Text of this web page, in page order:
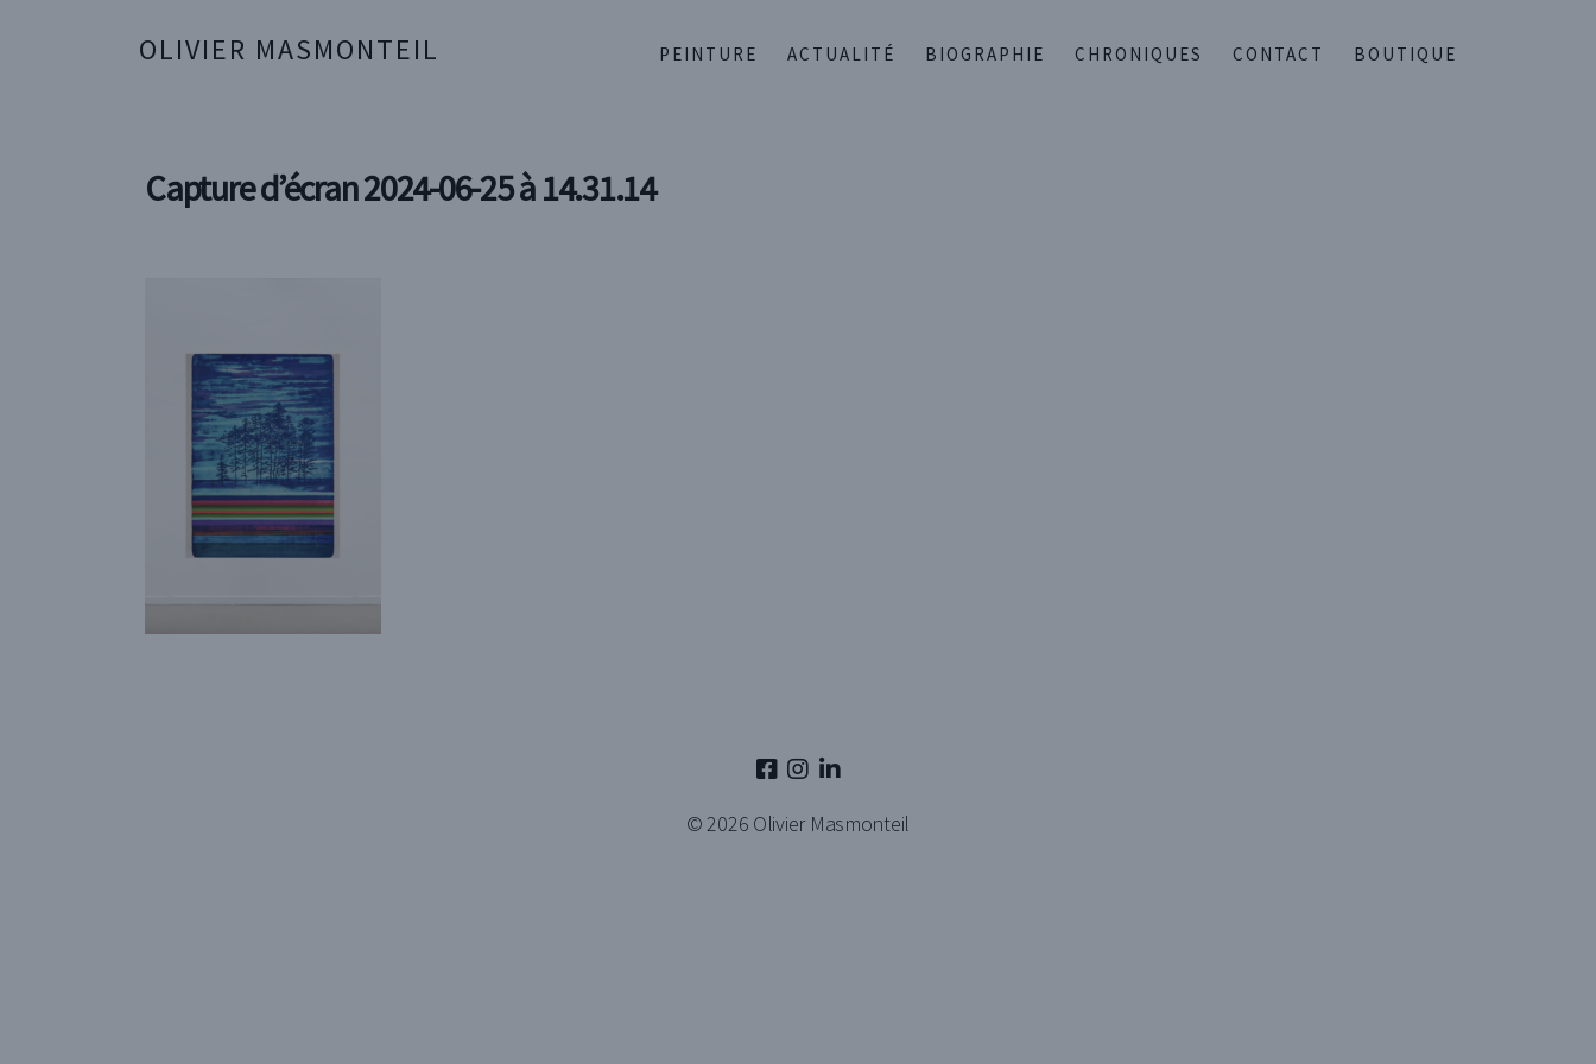
OLIVIER MASMONTEIL PEINTURE ACTUALITÉ BIOGRAPHIE CHRONIQUES CONTACT BOUTIQUE
Capture d’écran 2024-06-25 à 14.31.14
© 2026 Olivier Masmonteil